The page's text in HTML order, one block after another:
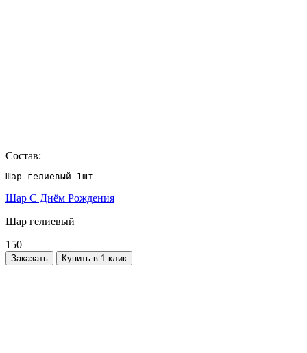
Состав:
Шар гелиевый 1шт
Шар С Днём Рождения
Шар гелиевый
150
Заказать Купить в 1 клик